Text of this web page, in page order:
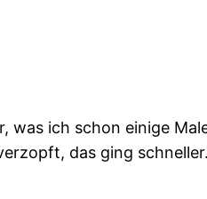
was ich schon einige
das ging